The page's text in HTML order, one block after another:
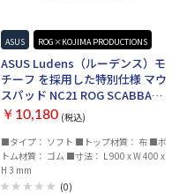
ASUS ROG×KOJIMA PRODUCTIONS
ASUS Ludens（ルーデンス）モ
チーフ を採用した特別仕様 マウ
スパッド NC21 ROG SCABBARD
II-KJP
￥10,180 (税込)
■タイプ： ソフト ■トップ材質： 布 ■ボ
トム材質： ゴム ■寸法： L 900 x W 400 x
H 3 mm
(0)